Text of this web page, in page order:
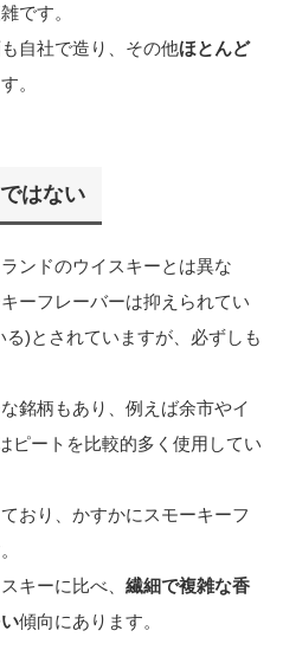
です。
自社で造り、その他ほとんど
。
はない
ンドのウイスキーとは異な
ーフレーバーは抑えられてい
)とされていますが、必ずしも
銘柄もあり、例えば余市やイ
ピートを比較的多く使用してい
おり、かすかにスモーキーフ
キーに比べ、 繊細で複雑な香
傾向にあります。